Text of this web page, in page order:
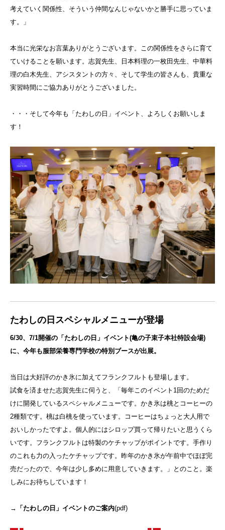
考えていく関係性、そういう仲間なんじゃないかと勝手に思っていま
す。」
本当に光栄なお言葉ありがとうございます。この関係性をさらに育て
ていけることを願います。志賀先生、日本料理の一枚田先生、中華料
理の白木先生、アシスタントの方々、そして学生の皆さんも、貴重な
実習時間にご協力ありがとうございました。
・・・そして今年も「たわしの日」イベント、よろしくお願いしま
す！
たわしの日スペシャルメニューが登場
6/30、7/1開催の「たわしの日」イベント(亀の子束子本社特設会場)
に、今年も服部栄養専門学校の特別ブースが出展。
当日は大好評のかき氷に加えてフランクフルトも登場します。
試食を済ませた志賀先生に伺うと、「毎年このイベント1回のためだ
けに開発しているスペシャルメニューです。かき氷は桃とコーヒーの
2種類です。桃は白桃を使っています。コーヒーはちょっと大人用で
おいしかったですよ。個人的にはシロップ買って帰りたいと思うくら
いです。フランクフルトは特製のケチャップがポイントです。手作り
のこれも力の入ったケチャップです。昨年のかき氷が午前中でほぼ完
売だったので、今年は少し多めに用意していきます。」とのこと。楽
しみにお待ちしています！
→ 「たわしの日」イベントのご案内(pdf)